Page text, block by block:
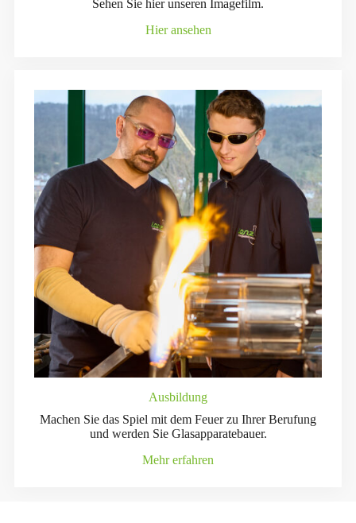
Sehen Sie hier unseren Imagefilm.
Hier ansehen
Ausbildung
Machen Sie das Spiel mit dem Feuer zu Ihrer Berufung
und werden Sie Glasapparatebauer.
Mehr erfahren